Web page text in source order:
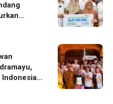
Indonesia